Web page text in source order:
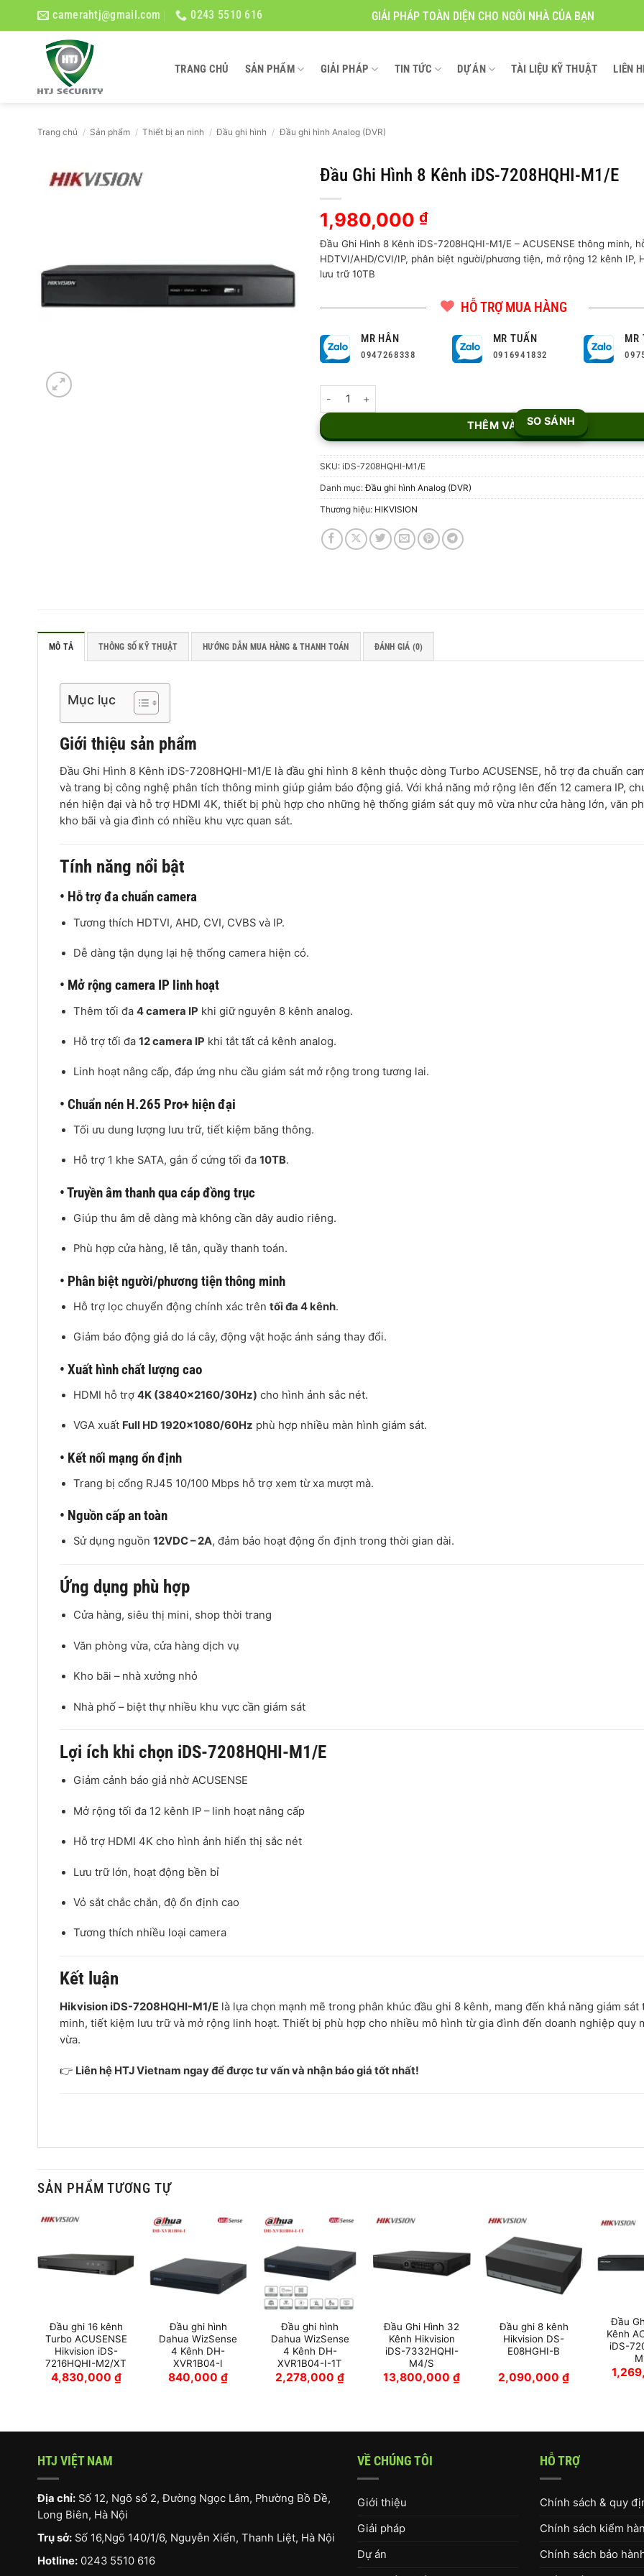
camerahtj@gmail.com 0243 5510 616 GIẢI PHÁP TOÀN DIỆN CHO NGÔI NHÀ CỦA BẠN
TRANG CHỦ SẢN PHẨM GIẢI PHÁP TIN TỨC DỰ ÁN TÀI LIỆU KỸ THUẬT LIÊN
Trang chủ / Sản phẩm / Thiết bị an ninh / Đầu ghi hình / Đầu ghi hình Analog (DVR)
Đầu Ghi Hình 8 Kênh iDS-7208HQHI-M1/E
1,980,000₫
Đầu Ghi Hình 8 Kênh iDS-7208HQHI-M1/E – ACUSENSE thông minh,
HDTVI/AHD/CVI/IP, phân biệt người/phương tiện, mở rộng 12 kênh IP,
lưu trữ 10TB
HỖ TRỢ MUA HÀNG
MR HÂN
0947268338
MR TUẤN
0916941832
MR
Đầu Ghi Hình 8 Kênh iDS-7208HQHI-M1/E số lượng
THÊM VÀO GIỎSO SÁNH
SKU:iDS-7208HQHI-M1/E
Danh mục:Đầu ghi hình Analog (DVR)
Thương hiệu: HIKVISION
MÔ TẢ THÔNG SỐ KỸ THUẬT HƯỚNG DẪN MUA HÀNG & THANH TOÁN ĐÁNH GIÁ (0)
Mục lục
Giới thiệu sản phẩm
Đầu Ghi Hình 8 Kênh iDS-7208HQHI-M1/E là đầu ghi hình 8 kênh thuộc dòng Turbo ACUSENSE, hỗ trợ đa chuẩn
và trang bị công nghệ phân tích thông minh giúp giảm báo động giả. Với khả năng mở rộng lên đến 12 camera IP,
nén hiện đại và hỗ trợ HDMI 4K, thiết bị phù hợp cho những hệ thống giám sát quy mô vừa như cửa hàng lớn, văn
kho bãi và gia đình có nhiều khu vực quan sát.
Tính năng nổi bật
• Hỗ trợ đa chuẩn camera
Tương thích HDTVI, AHD, CVI, CVBS và IP.
Dễ dàng tận dụng lại hệ thống camera hiện có.
• Mở rộng camera IP linh hoạt
Thêm tối đa4 camera IP khi giữ nguyên 8 kênh analog.
Hỗ trợ tối đa12 camera IP khi tắt tất cả kênh analog.
Linh hoạt nâng cấp, đáp ứng nhu cầu giám sát mở rộng trong tương lai.
• Chuẩn nén H.265 Pro+ hiện đại
Tối ưu dung lượng lưu trữ, tiết kiệm băng thông.
Hỗ trợ 1 khe SATA, gắn ổ cứng tối đa10TB.
• Truyền âm thanh qua cáp đồng trục
Giúp thu âm dễ dàng mà không cần dây audio riêng.
Phù hợp cửa hàng, lễ tân, quầy thanh toán.
• Phân biệt người/phương tiện thông minh
Hỗ trợ lọc chuyển động chính xác trêntối đa 4 kênh.
Giảm báo động giả do lá cây, động vật hoặc ánh sáng thay đổi.
• Xuất hình chất lượng cao
HDMI hỗ trợ4K (3840×2160/30Hz) cho hình ảnh sắc nét.
VGA xuất Full HD 1920×1080/60Hz phù hợp nhiều màn hình giám sát.
• Kết nối mạng ổn định
Trang bị cổng RJ45 10/100 Mbps hỗ trợ xem từ xa mượt mà.
• Nguồn cấp an toàn
Sử dụng nguồn12VDC – 2A, đảm bảo hoạt động ổn định trong thời gian dài.
Ứng dụng phù hợp
Cửa hàng, siêu thị mini, shop thời trang
Văn phòng vừa, cửa hàng dịch vụ
Kho bãi – nhà xưởng nhỏ
Nhà phố – biệt thự nhiều khu vực cần giám sát
Lợi ích khi chọn iDS-7208HQHI-M1/E
Giảm cảnh báo giả nhờ ACUSENSE
Mở rộng tối đa 12 kênh IP – linh hoạt nâng cấp
Hỗ trợ HDMI 4K cho hình ảnh hiển thị sắc nét
Lưu trữ lớn, hoạt động bền bỉ
Vỏ sắt chắc chắn, độ ổn định cao
Tương thích nhiều loại camera
Kết luận
Hikvision iDS-7208HQHI-M1/E là lựa chọn mạnh mẽ trong phân khúc đầu ghi 8 kênh, mang đến khả năng giám sát
minh, tiết kiệm lưu trữ và mở rộng linh hoạt. Thiết bị phù hợp cho nhiều mô hình từ gia đình đến doanh nghiệp quy
vừa.
👉 Liên hệ HTJ Vietnam ngay để được tư vấn và nhận báo giá tốt nhất!
SẢN PHẨM TƯƠNG TỰ
Đầu ghi 16 kênh
Turbo ACUSENSE
Hikvision iDS-
7216HQHI-M2/XT
4,830,000 ₫
Đầu ghi hình
Dahua WizSense
4 Kênh DH-
XVR1B04-I
840,000₫
Đầu ghi hình
Dahua WizSense
4 Kênh DH-
XVR1B04-I-1T
2,278,000₫
Đầu Ghi Hình 32
Kênh Hikvision
iDS-7332HQHI-
M4/S
13,800,000₫
Đầu ghi 8 kênh
Hikvision DS-
E08HGHI-B
2,090,000₫
Đầu
Kênh
iDS-
HTJ VIỆT NAM
Địa chỉ: Số 12, Ngõ số 2, Đường Ngọc Lâm, Phường Bồ Đề,
Long Biên, Hà Nội
Trụ sở: Số 16,Ngõ 140/1/6, Nguyễn Xiển, Thanh Liệt, Hà Nội
Hotline: 0243 5510 616
VỀ CHÚNG TÔI
Giới thiệu
Giải pháp
Dự án
HỖ TRỢ
Chính sách & quy
Chính sách kiểm
Chính sách bảo